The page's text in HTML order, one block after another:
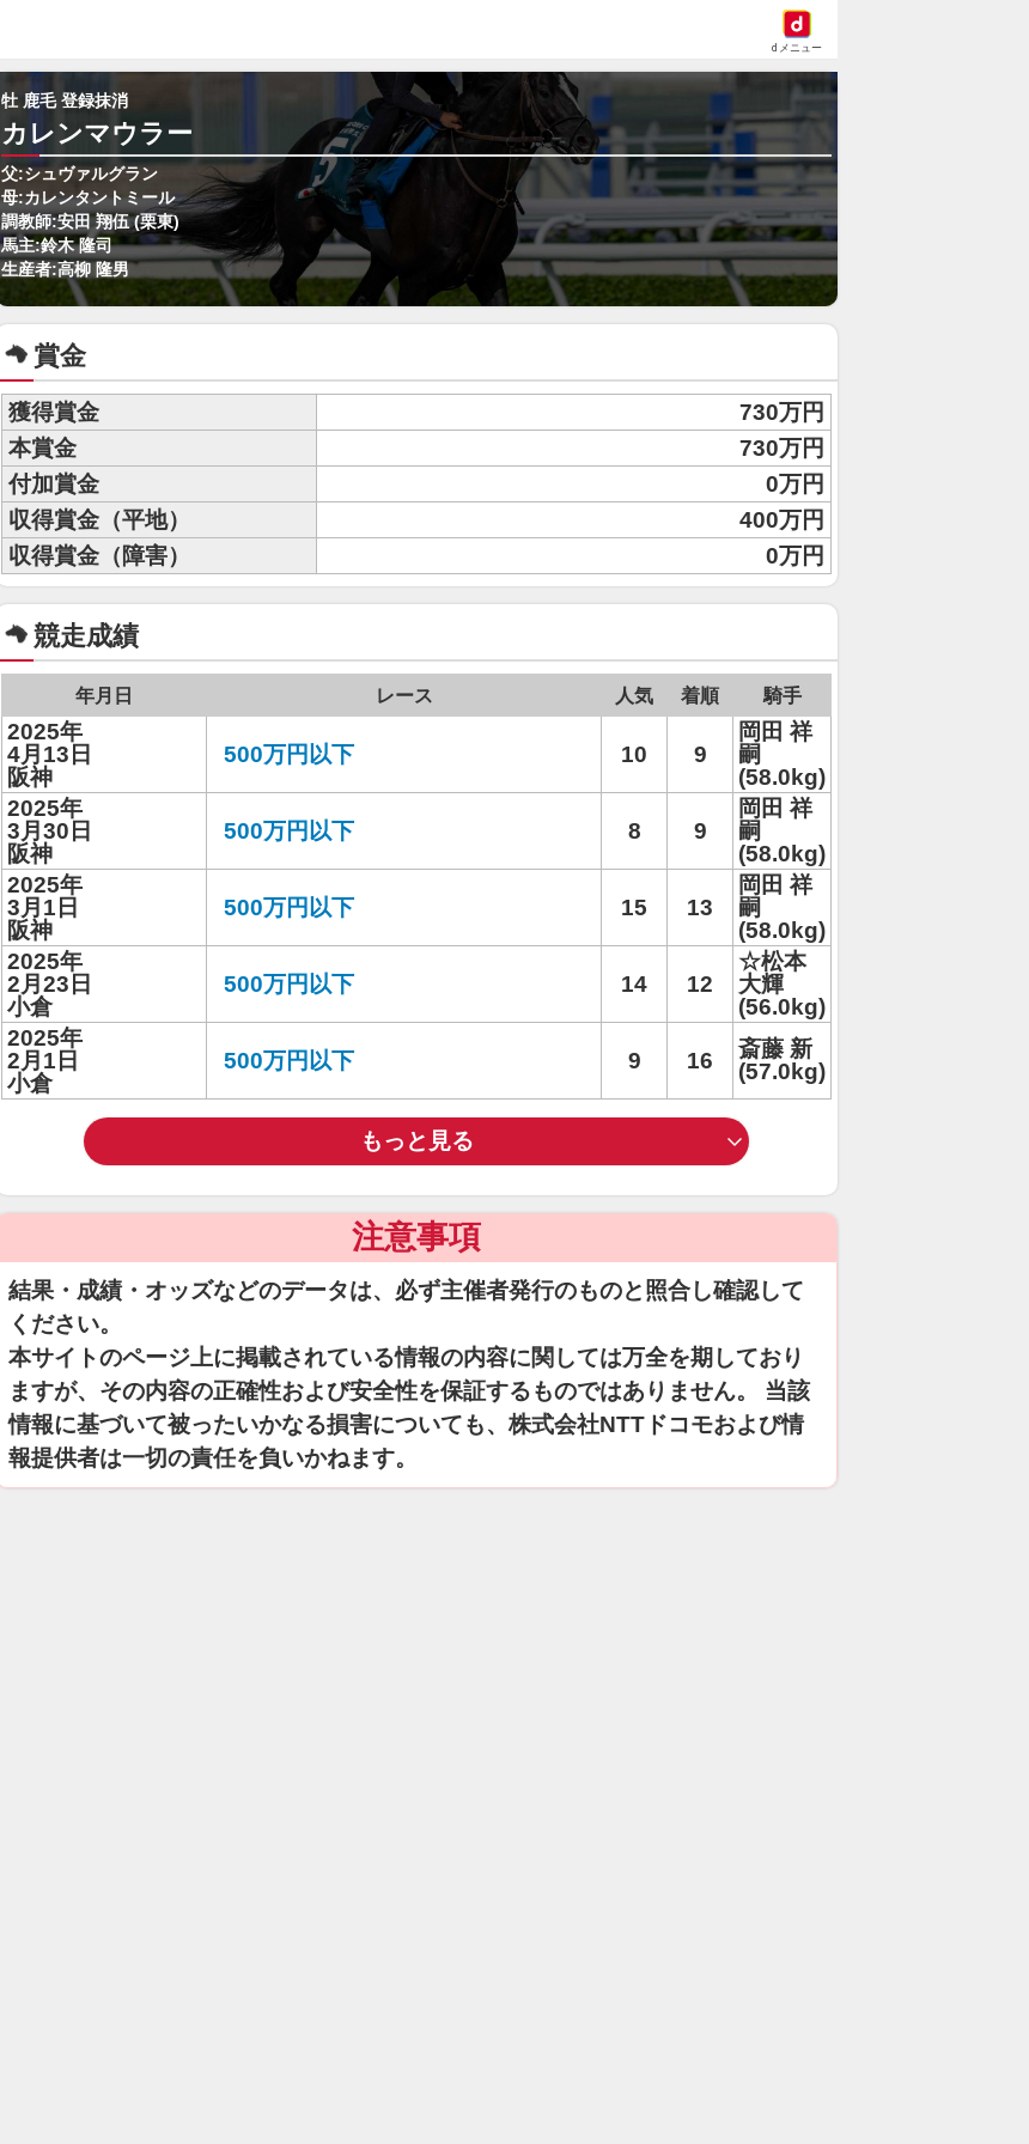
dメニュー
牡 鹿毛 登録抹消
カレンマウラー
父:シュヴァルグラン
母:カレンタントミール
調教師:安田 翔伍 (栗東)
馬主:鈴木 隆司
生産者:高柳 隆男
賞金
獲得賞金
730万円
本賞金
730万円
付加賞金
0万円
収得賞金（平地）
400万円
収得賞金（障害）
0万円
競走成績
年月日 レース 人気 着順 騎手
2025年
4月13日
阪神
500万円以下 10 9
岡田 祥
嗣
(58.0kg)
2025年
3月30日
阪神
500万円以下 8 9
岡田 祥
嗣
(58.0kg)
2025年
3月1日
阪神
500万円以下 15 13
岡田 祥
嗣
(58.0kg)
2025年
2月23日
小倉
500万円以下 14 12
☆松本
大輝
(56.0kg)
2025年
2月1日
小倉
500万円以下 9 16
斎藤 新
(57.0kg)
もっと見る
注意事項
結果・成績・オッズなどのデータは、必ず主催者発行のものと照合し確認して
ください。
本サイトのページ上に掲載されている情報の内容に関しては万全を期しており
ますが、その内容の正確性および安全性を保証するものではありません。 当該
情報に基づいて被ったいかなる損害についても、株式会社NTTドコモおよび情
報提供者は一切の責任を負いかねます。